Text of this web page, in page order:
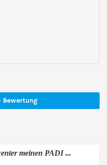
Bewertung
meinen PADI ...